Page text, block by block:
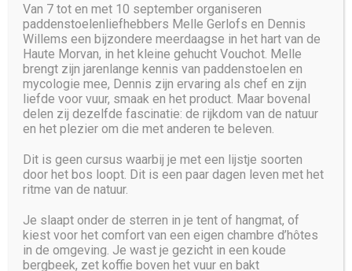
Dutch
Van 7 tot en met 10 september organiseren
paddenstoelenliefhebbers Melle Gerlofs en Dennis
Willems een bijzondere meerdaagse in het hart van de
Haute Morvan, in het kleine gehucht Vouchot. Melle
brengt zijn jarenlange kennis van paddenstoelen en
mycologie mee, Dennis zijn ervaring als chef en zijn
liefde voor vuur, smaak en het product. Maar bovenal
delen zij dezelfde fascinatie: de rijkdom van de natuur
en het plezier om die met anderen te beleven.
Dit is geen cursus waarbij je met een lijstje soorten
door het bos loopt. Dit is een paar dagen leven met het
ritme van de natuur.
Je slaapt onder de sterren in je tent of hangmat, of
kiest voor het comfort van een eigen chambre d’hôtes
in de omgeving. Je wast je gezicht in een koude
bergbeek, zet koffie boven het vuur en bakt